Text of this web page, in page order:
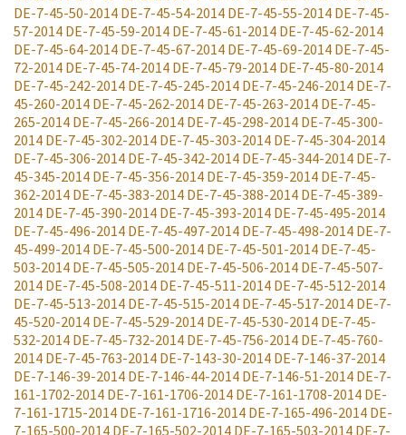
DE-7-45-50-2014 DE-7-45-54-2014 DE-7-45-55-2014 DE-7-45-
57-2014 DE-7-45-59-2014 DE-7-45-61-2014 DE-7-45-62-2014
DE-7-45-64-2014 DE-7-45-67-2014 DE-7-45-69-2014 DE-7-45-
72-2014 DE-7-45-74-2014 DE-7-45-79-2014 DE-7-45-80-2014
DE-7-45-242-2014 DE-7-45-245-2014 DE-7-45-246-2014 DE-7-
45-260-2014 DE-7-45-262-2014 DE-7-45-263-2014 DE-7-45-
265-2014 DE-7-45-266-2014 DE-7-45-298-2014 DE-7-45-300-
2014 DE-7-45-302-2014 DE-7-45-303-2014 DE-7-45-304-2014
DE-7-45-306-2014 DE-7-45-342-2014 DE-7-45-344-2014 DE-7-
45-345-2014 DE-7-45-356-2014 DE-7-45-359-2014 DE-7-45-
362-2014 DE-7-45-383-2014 DE-7-45-388-2014 DE-7-45-389-
2014 DE-7-45-390-2014 DE-7-45-393-2014 DE-7-45-495-2014
DE-7-45-496-2014 DE-7-45-497-2014 DE-7-45-498-2014 DE-7-
45-499-2014 DE-7-45-500-2014 DE-7-45-501-2014 DE-7-45-
503-2014 DE-7-45-505-2014 DE-7-45-506-2014 DE-7-45-507-
2014 DE-7-45-508-2014 DE-7-45-511-2014 DE-7-45-512-2014
DE-7-45-513-2014 DE-7-45-515-2014 DE-7-45-517-2014 DE-7-
45-520-2014 DE-7-45-529-2014 DE-7-45-530-2014 DE-7-45-
532-2014 DE-7-45-732-2014 DE-7-45-756-2014 DE-7-45-760-
2014 DE-7-45-763-2014 DE-7-143-30-2014 DE-7-146-37-2014
DE-7-146-39-2014 DE-7-146-44-2014 DE-7-146-51-2014 DE-7-
161-1702-2014 DE-7-161-1706-2014 DE-7-161-1708-2014 DE-
7-161-1715-2014 DE-7-161-1716-2014 DE-7-165-496-2014 DE-
7-165-500-2014 DE-7-165-502-2014 DE-7-165-503-2014 DE-7-